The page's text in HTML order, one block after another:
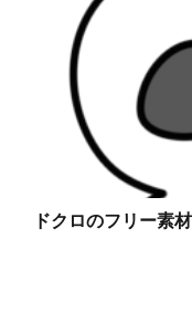
ドクロのフリー素